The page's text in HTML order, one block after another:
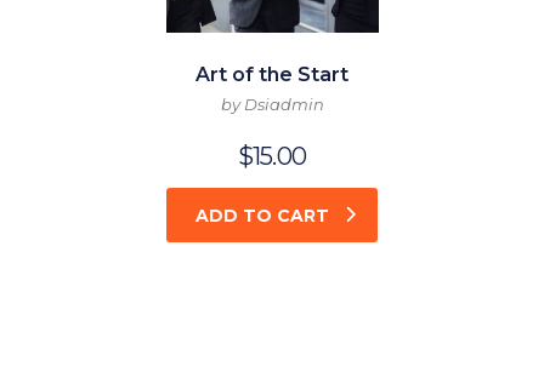
Art of the Start
by Dsiadmin
$15.00
ADD TO CART